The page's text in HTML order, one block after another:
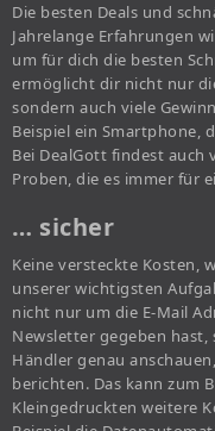
Die besten Deals und
Jahrelange Erfahrungen
um für dich die besten
ermöglicht dir nicht nur
sondern auch viele
Beispiel ein Smartphone,
Bei DealGott findest auch
Proben, die es immer für
… sicher
Keine versteckte Kosten,
unserer wichtigsten
nicht nur um die E-Mail
Newsletter gegeben hast,
Händler genau
berichten. Das kann zum
Kleingedruckten weitere